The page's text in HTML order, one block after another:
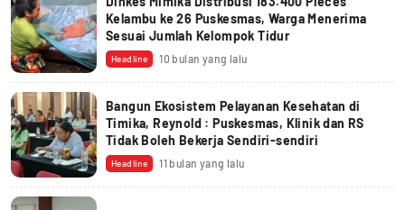
Kelambu ke 26 Puskesmas, Warga Menerima
Sesuai Jumlah Kelompok Tidur
Headline 10 bulan yang lalu
Bangun Ekosistem Pelayanan Kesehatan di
Timika, Reynold : Puskesmas, Klinik dan RS
Tidak Boleh Bekerja Sendiri-sendiri
Headline 11 bulan yang lalu